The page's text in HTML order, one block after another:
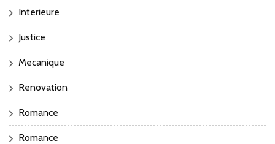
Interieure
Justice
Mecanique
Renovation
Romance
Romance